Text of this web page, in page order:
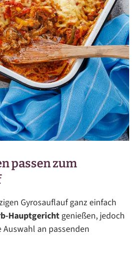
passen zum
Gyrosauflauf ganz einfach
Hauptgerichtgenießen, jedoch
an passenden